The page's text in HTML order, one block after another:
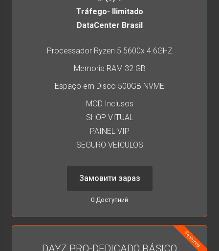
Processador Ryzen 5 5600x 4.6GHZ
Memoria RAM 32 GB
Espaço em Disco 500GB NVME
MOD Inclusos
SHOP VITUAL
PAINEL VIP
SEGURO VEÍCULOS
Tráfego- Ilimitado
DataCenter Brasil
Замовити зараз
0 Доступний
Featured
DAYZ PRO-DEDICADO BÁSICO